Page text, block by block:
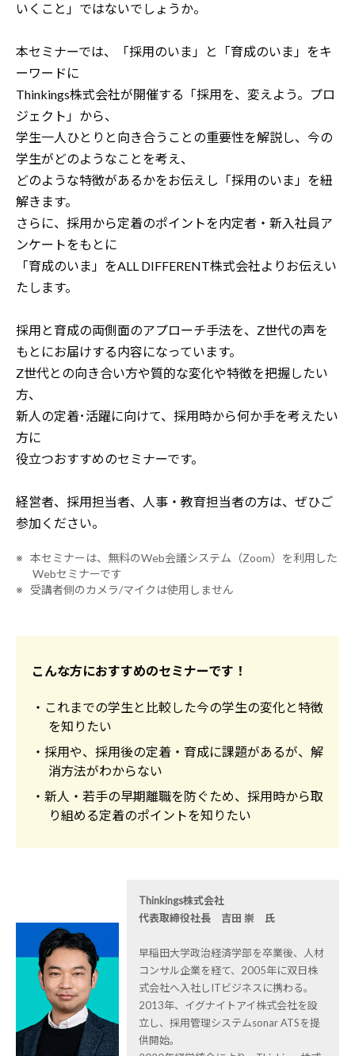
いくこと」ではないでしょうか。
本セミナーでは、「採用のいま」と「育成のいま」をキ
ーワードに
Thinkings株式会社が開催する「採用を、変えよう。プロ
ジェクト」から、
学生一人ひとりと向き合うことの重要性を解説し、今の
学生がどのようなことを考え、
どのような特徴があるかをお伝えし「採用のいま」を紐
解きます。
さらに、採用から定着のポイントを内定者・新入社員ア
ンケートをもとに
「育成のいま」をALL DIFFERENT株式会社よりお伝えい
たします。
採用と育成の両側面のアプローチ手法を、Z世代の声を
もとにお届けする内容になっています。
Z世代との向き合い方や質的な変化や特徴を把握したい
方、
新人の定着･活躍に向けて、採用時から何か手を考えたい
方に
役立つおすすめのセミナーです。
経営者、採用担当者、人事・教育担当者の方は、ぜひご
参加ください。
※ 本セミナーは、無料のWeb会議システム（Zoom）を利用した
Webセミナーです
※ 受講者側のカメラ/マイクは使用しません
こんな方におすすめのセミナーです！
・これまでの学生と比較した今の学生の変化と特徴
を知りたい
・採用や、採用後の定着・育成に課題があるが、解
消方法がわからない
・新人・若手の早期離職を防ぐため、採用時から取
り組める定着のポイントを知りたい
Thinkings株式会社
代表取締役社長 吉田 崇 氏
早稲田大学政治経済学部を卒業後、人材
コンサル企業を経て、2005年に双日株
式会社へ入社しITビジネスに携わる。
2013年、イグナイトアイ株式会社を設
立し、採用管理システムsonar ATSを提
供開始。